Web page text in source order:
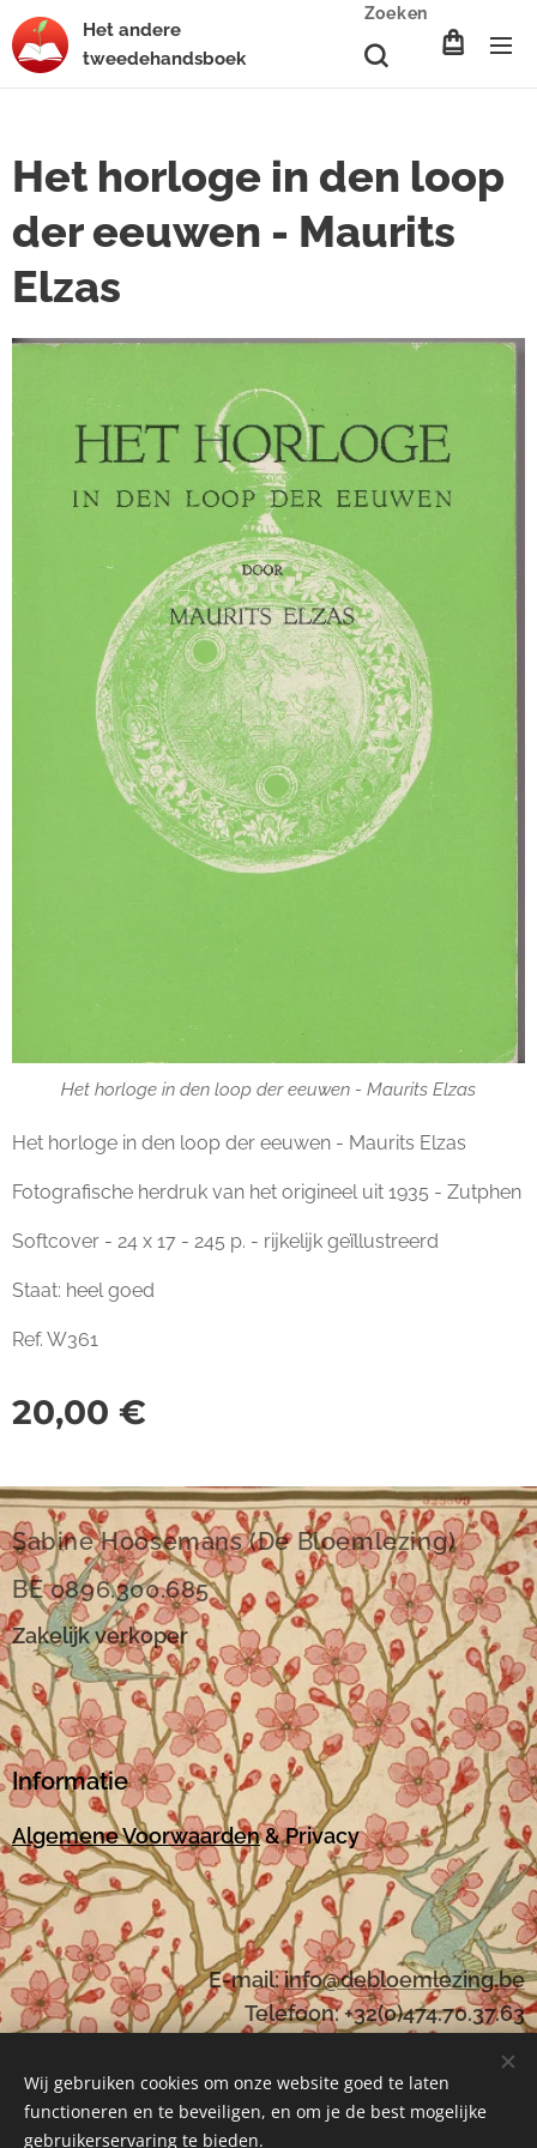
Het andere
tweedehandsboek
Zoeken
Het horloge in den loop
der eeuwen - Maurits
Elzas
Het horloge in den loop der eeuwen - Maurits Elzas
Het horloge in den loop der eeuwen - Maurits Elzas
Fotografische herdruk van het origineel uit 1935 - Zutphen
Softcover - 24 x 17 - 245 p. - rijkelijk geïllustreerd
Staat: heel goed
Ref. W361
20,00 €
Sabine Hoosemans (De Bloemlezing)
BE 0896.300.685
Zakelijk verkoper
Informatie
Algemene Voorwaarden& Privacy
E-mail:info@debloemlezing.be
Telefoon: +32(0)474.70.37.63
Mogelijk gemaakt doorWebnode Cookies
Wij gebruiken cookies om onze website goed te laten
functioneren en te beveiligen, en om je de best mogelijke
gebruikerservaring te bieden.